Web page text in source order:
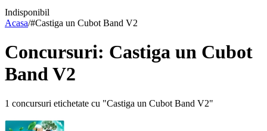
Indisponibil
Acasa/#Castiga un Cubot Band V2
Concursuri: Castiga un Cubot
Band V2
1 concursuri etichetate cu "Castiga un Cubot Band V2"